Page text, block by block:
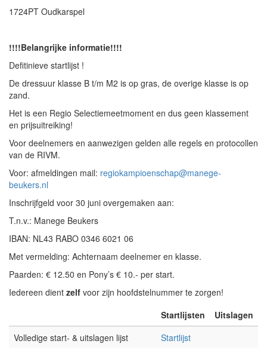
1724PT Oudkarspel
!!!!Belangrijke informatie!!!!
Defitinieve startlijst !
De dressuur klasse B t/m M2 is op gras, de overige klasse is op
zand.
Het is een Regio Selectiemeetmoment en dus geen klassement
en prijsuitreiking!
Voor deelnemers en aanwezigen gelden alle regels en protocollen
van de RIVM.
Voor: afmeldingen mail: regiokampioenschap@manege-
beukers.nl
Inschrijfgeld voor 30 juni overgemaken aan:
T.n.v.: Manege Beukers
IBAN: NL43 RABO 0346 6021 06
Met vermelding: Achternaam deelnemer en klasse.
Paarden: € 12.50 en Pony’s € 10.- per start.
Iedereen dient zelf voor zijn hoofdstelnummer te zorgen!
Startlijsten
Uitslagen
Volledige start- & uitslagen lijst
Startlijst